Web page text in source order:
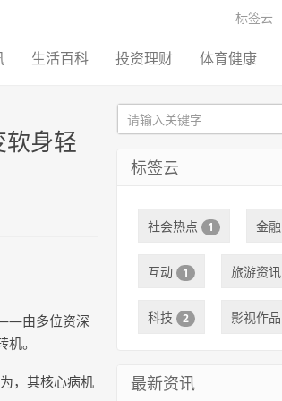
标签云
生活百科 投资理财 体育健康
软身轻
——由多位资深
。
，其核心病机
标签云
社会热点 1 金融
互动 1 旅游资讯
科技 2 影视作品
最新资讯